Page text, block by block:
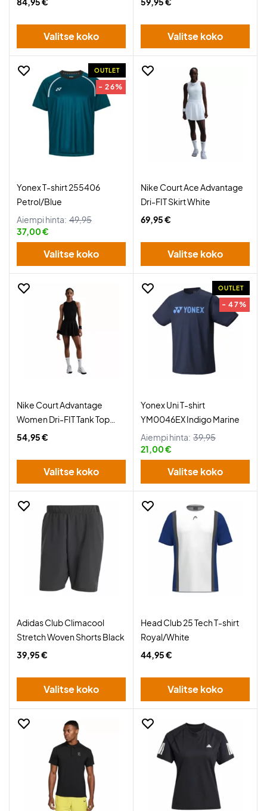
Valitse koko Valitse koko
OUTLET
- 26%
Yonex T-shirt 255406
Petrol/Blue
Aiempi hinta: 49,95
37,00 €
Valitse koko
Nike Court Ace Advantage
Dri-FIT Skirt White
69,95 €
Valitse koko
Nike Court Advantage
Women Dri-FIT Tank Top
Black
54,95 €
Valitse koko
OUTLET
- 47%
Yonex Uni T-shirt
YM0046EX Indigo Marine
Aiempi hinta: 39,95
21,00 €
Valitse koko
Adidas Club Climacool
Stretch Woven Shorts Black
39,95 €
Valitse koko
Head Club 25 Tech T-shirt
Royal/White
44,95 €
Valitse koko